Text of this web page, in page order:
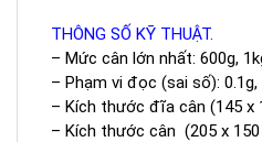
THÔNG SỐ KỸ THUẬT.
– Mức cân lớn nhất: 600g,
– Phạm vi đọc (sai số): 0.1g,
– Kích thước đĩa cân (145 x
– Kích thước cân (205 x 150